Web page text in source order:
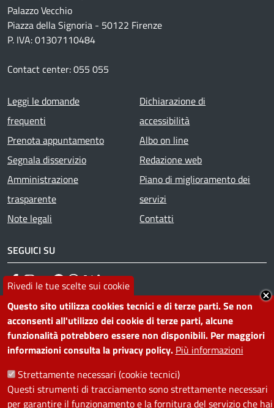
Rivedi le tue scelte sui cookie
Questo sito utilizza cookies tecnici e di terze parti. Se non
acconsenti all'utilizzo dei cookie di terze parti, alcune
funzionalità potrebbero essere non disponibili. Per maggiori
informazioni consulta la privacy policy. Più informazioni
Strettamente necessari (cookie tecnici)
Questi strumenti di tracciamento sono strettamente necessari
per garantire il funzionamento e la fornitura del servizio che hai
Palazzo Vecchio
Piazza della Signoria - 50122 Firenze
P. IVA: 01307110484
Contact center: 055 055
Footer menu
Leggi le domande
frequenti
Prenota appuntamento
Segnala disservizio
Amministrazione
trasparente
Note legali
Dichiarazione di
accessibilità
Albo on line
Redazione web
Piano di miglioramento dei
servizi
Contatti
SEGUICI SU
Facebook
Instagram
YouTube
Telegram
WhatsApp
TwitterLinkedin
PRIVACY
Useful links section
La Privacy nel Comune
PRIVACY